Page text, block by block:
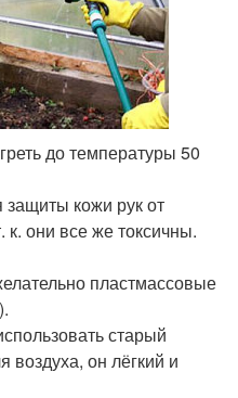
до температуры 50
защиты кожи рук от
к. они все же токсичны.
пластмассовые
старый
воздуха, он лёгкий и